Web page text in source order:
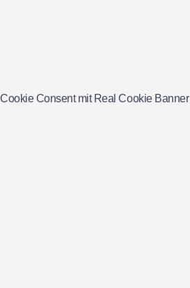
Cookie Consent mit Real Cookie Banner